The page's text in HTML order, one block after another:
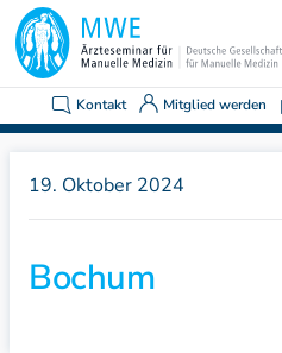
Kontakt Mitglied werden
19. Oktober 2024
Bochum